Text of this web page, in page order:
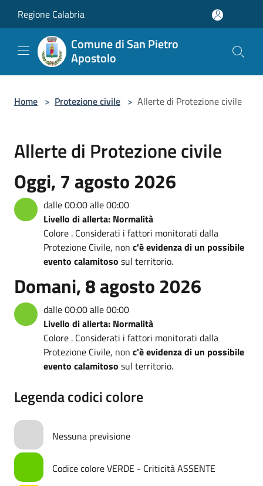
Regione Calabria
Comune di San Pietro
Apostolo
Home > Protezione civile > Allerte di Protezione civile
Allerte di Protezione civile
Oggi, 7 agosto 2026
dalle 00:00 alle 00:00
Livello di allerta: Normalità
Colore . Considerati i fattori monitorati dalla
Protezione Civile, non c'è evidenza di un possibile
evento calamitoso sul territorio.
Domani, 8 agosto 2026
dalle 00:00 alle 00:00
Livello di allerta: Normalità
Colore . Considerati i fattori monitorati dalla
Protezione Civile, non c'è evidenza di un possibile
evento calamitoso sul territorio.
Legenda codici colore
Nessuna previsione
Codice colore VERDE - Criticità ASSENTE